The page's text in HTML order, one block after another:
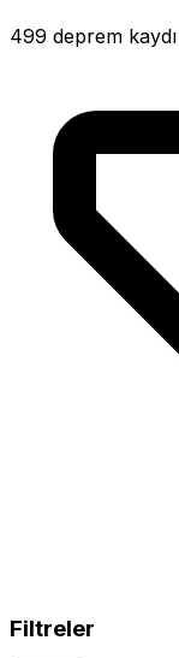
499 deprem
Filtreler